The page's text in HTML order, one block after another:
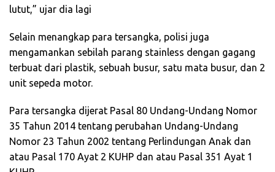
lutut,” ujar dia lagi
Selain menangkap para tersangka, polisi juga
mengamankan sebilah parang stainless dengan gagang
terbuat dari plastik, sebuah busur, satu mata busur, dan 2
unit sepeda motor.
Para tersangka dijerat Pasal 80 Undang-Undang Nomor
35 Tahun 2014 tentang perubahan Undang-Undang
Nomor 23 Tahun 2002 tentang Perlindungan Anak dan
atau Pasal 170 Ayat 2 KUHP dan atau Pasal 351 Ayat 1